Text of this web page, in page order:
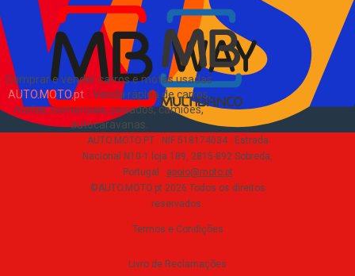
Comprar e vender carros e motas usadas
AUTO.MOTO.pt- Venda rápida de carros,
motas, comerciais, pesados, camiões,
autocaravanas
AUTO.MOTO.PT · NIF 518174034 · Estrada
Nacional N10-1 loja 189, 2815-892 Sobreda,
Portugal · apoio@moto.pt
©AUTO.MOTO.pt 2026 Todos os direitos
reservados.
Termos e Condições
Livro de Reclamações